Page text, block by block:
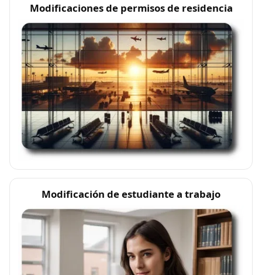
Modificaciones de permisos de residencia
Modificación de estudiante a trabajo